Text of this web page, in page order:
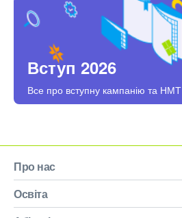
Вступ 2026
Все про вступну кампанію та НМТ
Про нас
Освіта